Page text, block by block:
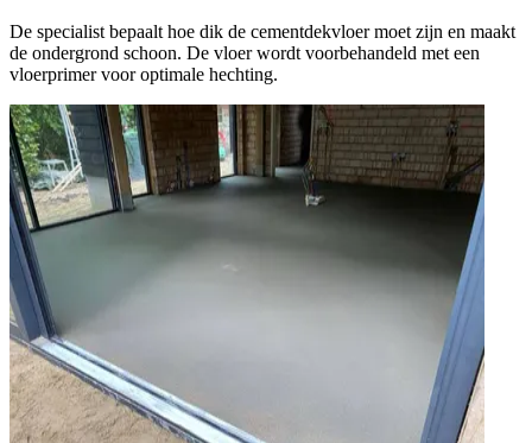
De specialist bepaalt hoe dik de cementdekvloer moet zijn en maakt
de ondergrond schoon. De vloer wordt voorbehandeld met een
vloerprimer voor optimale hechting.